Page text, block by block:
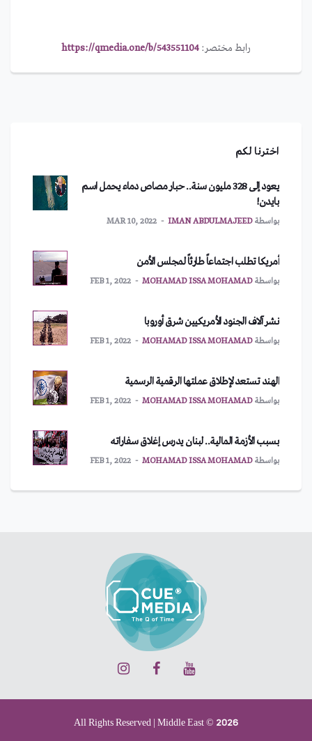
رابط مختصر: https://qmedia.one/b/543551104
اخترنا لكم
يعود إلى 328 مليون سنة.. حبار مصاص دماء يحمل اسم
بايدن!
بواسطةIMAN ABDULMAJEED
MAR 10, 2022
أمريكا تطلب اجتماعاً طارئاً لمجلس الأمن
بواسطةMOHAMAD ISSA MOHAMAD
FEB 1, 2022
نشر آلاف الجنود الأمريكيين شرق أوروبا
بواسطةMOHAMAD ISSA MOHAMAD
FEB 1, 2022
الهند تستعد لإطلاق عملتها الرقمية الرسمية
بواسطةMOHAMAD ISSA MOHAMAD
FEB 1, 2022
بسبب الأزمة المالية.. لبنان يدرس إغلاق سفاراته
بواسطةMOHAMAD ISSA MOHAMAD
FEB 1, 2022
All Rights Reserved | Middle East © 2026